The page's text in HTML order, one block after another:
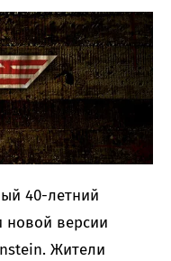
40-летний
новой версии
Жители